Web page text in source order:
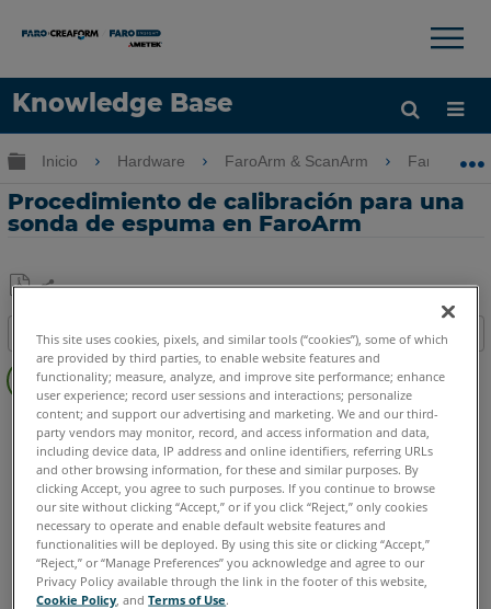
Knowledge Base
Idioma
×
Expandir/contraer jerarquía global
Inicio Hardware FaroArm & ScanArm FaroArm &
Procedimiento de calibración para una
sonda de espuma en FaroArm
Guardar
como
PDF
Índice
Sin
encabezados
FaroArm/ScanArm Quantum X.S Quantum X.M
Quantum X.E
Quantum S Max
Quantum M Max
Quantum E Max Gage Max Quantum S Quantum M
Quantum E Gage Edge Fusion Prime Platinum
Legacy Quantum Titanium Advantage Digital Template
Legacy Gage Bluetooth Plus Standard Power
FaroArm serie Bronze Gold Silver
This site uses cookies, pixels, and similar tools (“cookies”), some of which
are provided by third parties, to enable website features and
functionality; measure, analyze, and improve site performance; enhance
user experience; record user sessions and interactions; personalize
content; and support our advertising and marketing. We and our third-
party vendors may monitor, record, and access information and data,
including device data, IP address and online identifiers, referring URLs
and other browsing information, for these and similar purposes. By
clicking Accept, you agree to such purposes. If you continue to browse
our site without clicking “Accept,” or if you click “Reject,” only cookies
necessary to operate and enable default website features and
functionalities will be deployed. By using this site or clicking “Accept,”
“Reject,” or “Manage Preferences” you acknowledge and agree to our
Privacy Policy available through the link in the footer of this website,
Cookie Policy , andTerms of Use.